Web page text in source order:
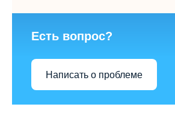
Есть вопрос?
Написать о проблеме